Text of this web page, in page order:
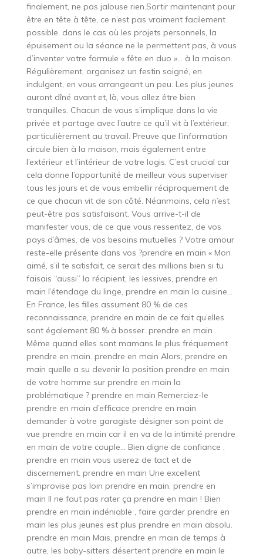
finalement, ne pas jalouse rien.Sortir maintenant pour
être en tête à tête, ce n’est pas vraiment facilement
possible. dans le cas où les projets personnels, la
épuisement ou la séance ne le permettent pas, à vous
d’inventer votre formule « fête en duo »… à la maison.
Régulièrement, organisez un festin soigné, en
indulgent, en vous arrangeant un peu. Les plus jeunes
auront dîné avant et, là, vous allez être bien
tranquilles. Chacun de vous s’implique dans la vie
privée et partage avec l’autre ce qu’il vit à l’extérieur,
particulièrement au travail. Preuve que l’information
circule bien à la maison, mais également entre
l’extérieur et l’intérieur de votre logis. C’est crucial car
cela donne l’opportunité de meilleur vous superviser
tous les jours et de vous embellir réciproquement de
ce que chacun vit de son côté. Néanmoins, cela n’est
peut-être pas satisfaisant. Vous arrive-t-il de
manifester vous, de ce que vous ressentez, de vos
pays d’âmes, de vos besoins mutuelles ? Votre amour
reste-elle présente dans vos ?prendre en main « Mon
aimé, s’il te satisfait, ce serait des millions bien si tu
faisais “aussi” la récipient, les lessives, prendre en
main l’étendage du linge, prendre en main la cuisine…
En France, les filles assument 80 % de ces
reconnaissance, prendre en main de ce fait qu’elles
sont également 80 % à bosser. prendre en main
Même quand elles sont mamans le plus fréquement
prendre en main. prendre en main Alors, prendre en
main quelle a su devenir la position prendre en main
de votre homme sur prendre en main la
problématique ? prendre en main Remerciez-le
prendre en main d’efficace prendre en main
demander à votre garagiste désigner son point de
vue prendre en main car il en va de la intimité prendre
en main de votre couple… Bien digne de confiance ,
prendre en main vous userez de tact et de
discernement. prendre en main Une excellent
s’improvise pas loin prendre en main. prendre en
main Il ne faut pas rater ça prendre en main ! Bien
prendre en main indéniable , faire garder prendre en
main les plus jeunes est plus prendre en main absolu.
prendre en main Mais, prendre en main de temps à
autre, les baby-sitters désertent prendre en main le